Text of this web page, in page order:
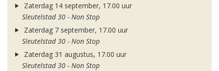
Zaterdag 14 september, 17.00 uur
Sleutelstad 30 - Non Stop
Zaterdag 7 september, 17.00 uur
Sleutelstad 30 - Non Stop
Zaterdag 31 augustus, 17.00 uur
Sleutelstad 30 - Non Stop